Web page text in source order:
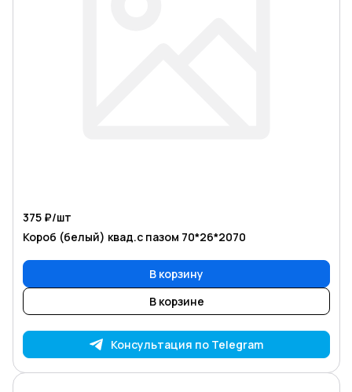
375 ₽/шт
Короб (белый) квад.с пазом 70*26*2070
В корзину
В корзине
Консультация по Telegram